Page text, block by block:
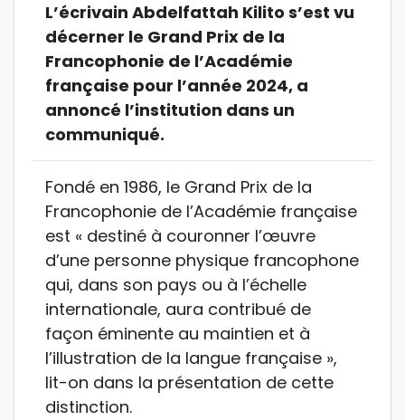
L’écrivain Abdelfattah Kilito s’est vu
décerner le Grand Prix de la
Francophonie de l’Académie
française pour l’année 2024, a
annoncé l’institution dans un
communiqué.
Fondé en 1986, le Grand Prix de la
Francophonie de l’Académie française
est « destiné à couronner l’œuvre
d’une personne physique francophone
qui, dans son pays ou à l’échelle
internationale, aura contribué de
façon éminente au maintien et à
l’illustration de la langue française »,
lit-on dans la présentation de cette
distinction.